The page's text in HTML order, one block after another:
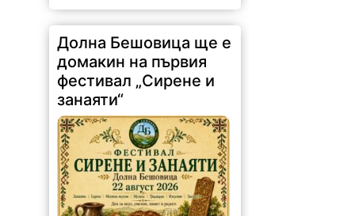
Долна Бешовица ще е
домакин на първия
фестивал „Сирене и
занаяти“